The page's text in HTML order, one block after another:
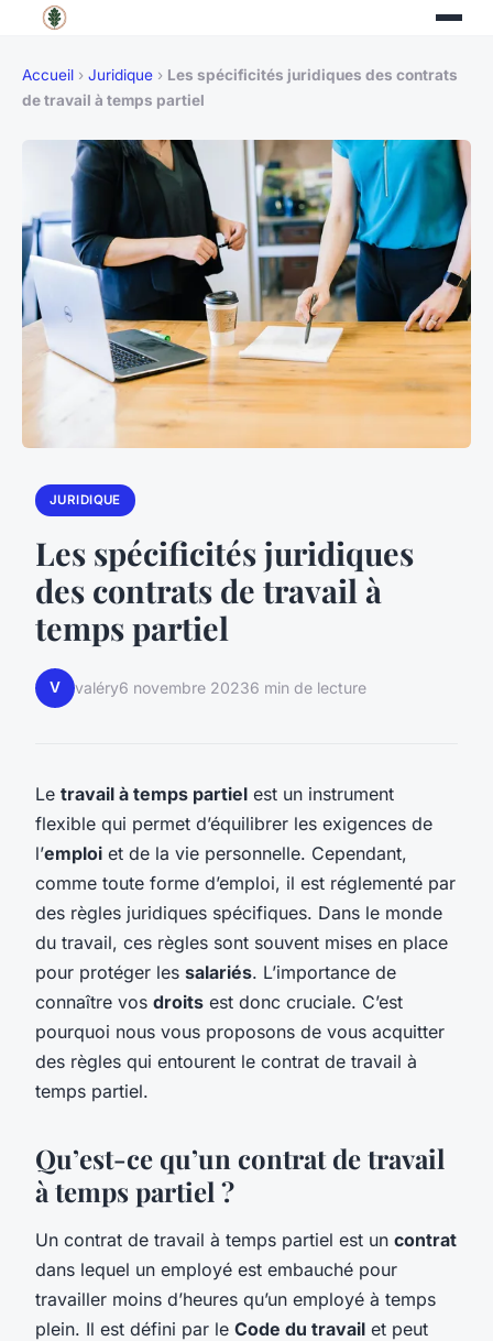
Accueil › Juridique › Les spécificités juridiques des contrats
de travail à temps partiel
JURIDIQUE
Les spécificités juridiques
des contrats de travail à
temps partiel
V valéry6 novembre 20236 min de lecture
Le travail à temps partiel est un instrument
flexible qui permet d’équilibrer les exigences de
l’emploi et de la vie personnelle. Cependant,
comme toute forme d’emploi, il est réglementé par
des règles juridiques spécifiques. Dans le monde
du travail, ces règles sont souvent mises en place
pour protéger les salariés. L’importance de
connaître vos droits est donc cruciale. C’est
pourquoi nous vous proposons de vous acquitter
des règles qui entourent le contrat de travail à
temps partiel.
Qu’est-ce qu’un contrat de travail
à temps partiel ?
Un contrat de travail à temps partiel est un contrat
dans lequel un employé est embauché pour
travailler moins d’heures qu’un employé à temps
plein. Il est défini par le Code du travail et peut